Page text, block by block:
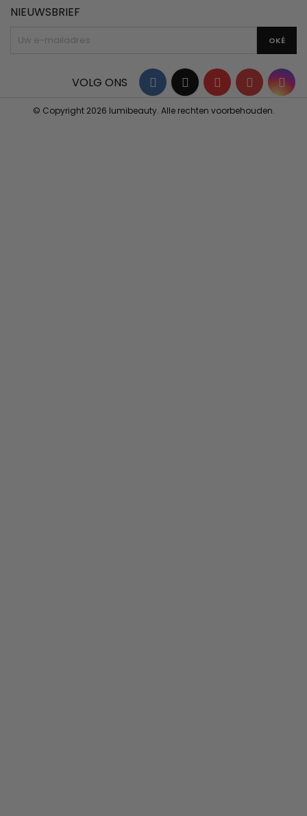
NIEUWSBRIEF
Facebook
TwitterYouTubePinterest
VOLG ONS
© Copyright 2026 lumibeauty. Alle rechten voorbehouden.